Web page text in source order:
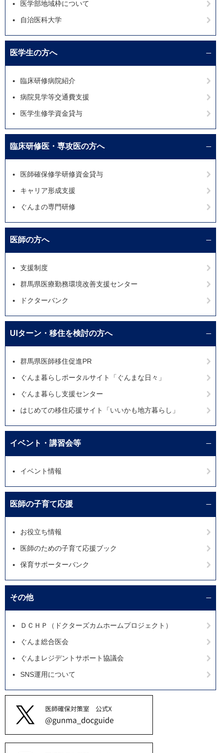
医学部地域枠について
自治医科大学
医学生の方へ
臨床研修病院紹介
病院見学等交通費支援
医学生修学資金貸与
臨床研修医・専攻医の方へ
医師確保修学研修資金貸与
キャリア形成支援
ぐんまの専門研修
医師の方へ
支援制度
群馬県医療勤務環境改善支援センター
ドクターバンク
UIターン・移住を検討の方へ
群馬県医師移住促進PR
ぐんま暮らしポータルサイト「ぐんまな日々」
ぐんま暮らし支援センター
はじめての移住応援サイト「いいかも地方暮らし」
イベント・講習会等
イベント情報
医師の子育て応援
お役立ち情報
医師のための子育て応援ブック
保育サポーターバンク
その他
ＤＣＨＰ（ドクターズカムホームプロジェクト）
ぐんま総合医会
ぐんまレジデントサポート協議会
SNS運用について